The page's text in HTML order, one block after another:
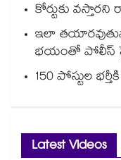
కోర్టుకు వస్తారని
ఇలా
భయంతో పోలీస్
150 పోస్టుల
Latest Videos